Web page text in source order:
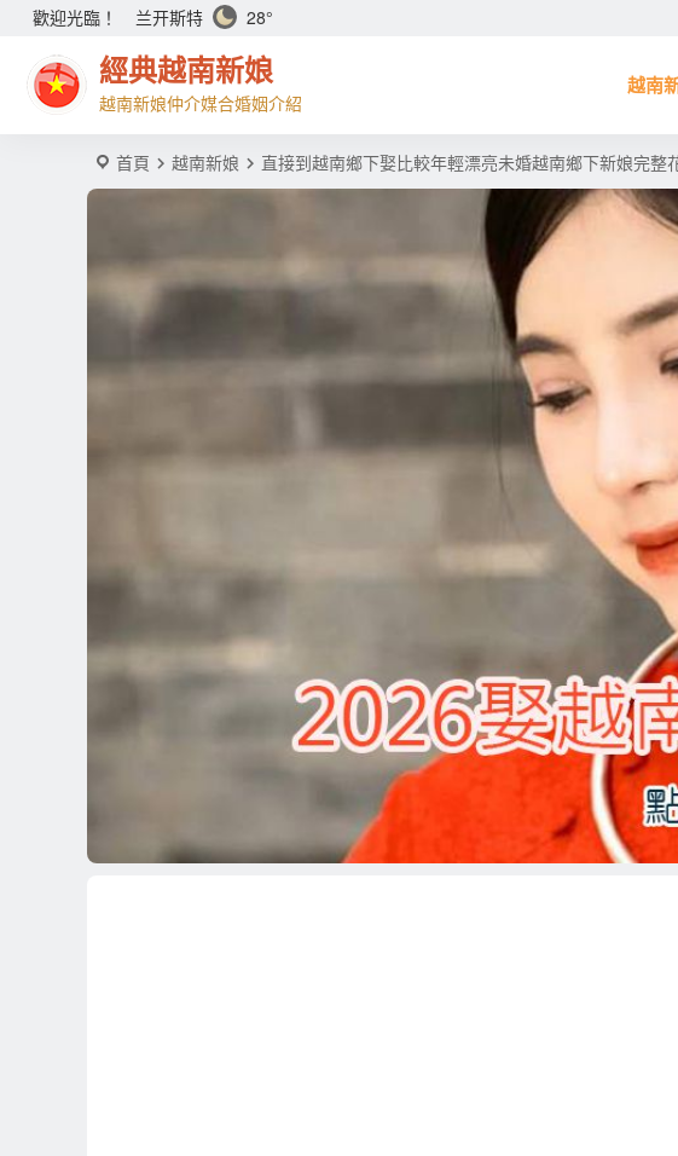
歡迎光臨！ 兰开斯特 28°
經典越南新娘
越南新娘仲介媒合婚姻介紹
越南
首頁 越南新娘 直接到越南鄉下娶比較年輕漂亮未婚越南鄉下新娘完整